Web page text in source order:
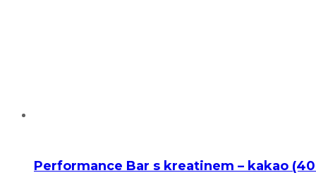
Performance Bar s kreatinem – kakao